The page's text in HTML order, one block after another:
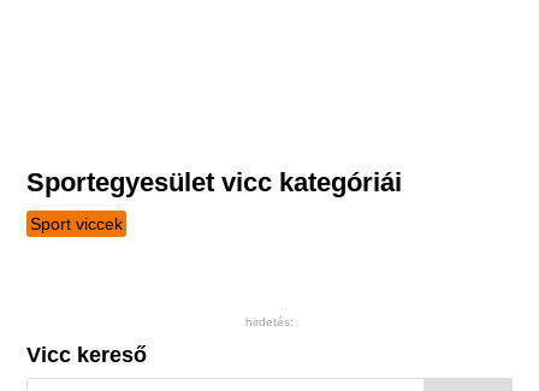
Sportegyesület vicc kategóriái
Sport viccek
hirdetés:
Vicc kereső